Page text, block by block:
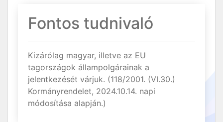
Fontos tudnivaló
Kizárólag magyar, illetve az EU
tagországok állampolgárainak a
jelentkezését várjuk. (118/2001. (VI.30.)
Kormányrendelet, 2024.10.14. napi
módosítása alapján.)